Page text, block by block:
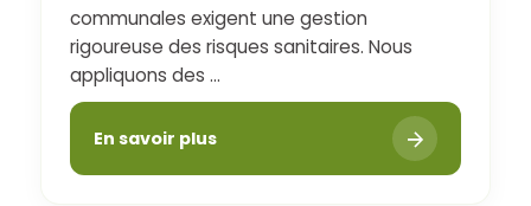
communales exigent une gestion
rigoureuse des risques sanitaires. Nous
appliquons des ...
En savoir plus